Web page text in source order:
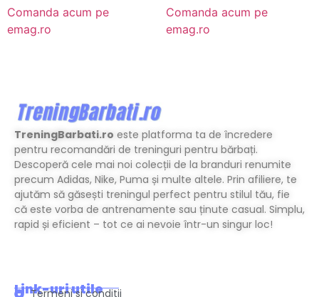
Comanda acum pe
emag.ro
Comanda acum pe
emag.ro
TreningBarbati.ro este platforma ta de încredere
pentru recomandări de treninguri pentru bărbați.
Descoperă cele mai noi colecții de la branduri renumite
precum Adidas, Nike, Puma și multe altele. Prin afiliere, te
ajutăm să găsești treningul perfect pentru stilul tău, fie
că este vorba de antrenamente sau ținute casual. Simplu,
rapid și eficient – tot ce ai nevoie într-un singur loc!
Link-uri utile
Termeni si conditii